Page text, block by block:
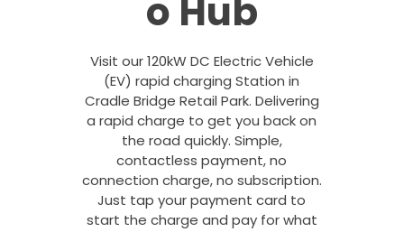
o Hub
Visit our 120kW DC Electric Vehicle
(EV) rapid charging Station in
Cradle Bridge Retail Park. Delivering
a rapid charge to get you back on
the road quickly. Simple,
contactless payment, no
connection charge, no subscription.
Just tap your payment card to
start the charge and pay for what